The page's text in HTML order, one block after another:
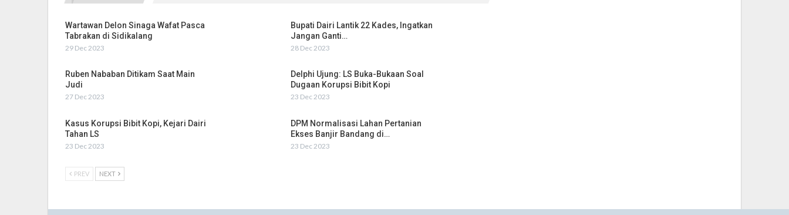
Wartawan Delon Sinaga Wafat Pasca
Tabrakan di Sidikalang
29 Dec 2023
Bupati Dairi Lantik 22 Kades, Ingatkan
Jangan Ganti…
28 Dec 2023
Ruben Nababan Ditikam Saat Main
Judi
27 Dec 2023
Delphi Ujung: LS Buka-Bukaan Soal
Dugaan Korupsi Bibit Kopi
23 Dec 2023
Kasus Korupsi Bibit Kopi, Kejari Dairi
Tahan LS
23 Dec 2023
DPM Normalisasi Lahan Pertanian
Ekses Banjir Bandang di…
23 Dec 2023
PREV NEXT